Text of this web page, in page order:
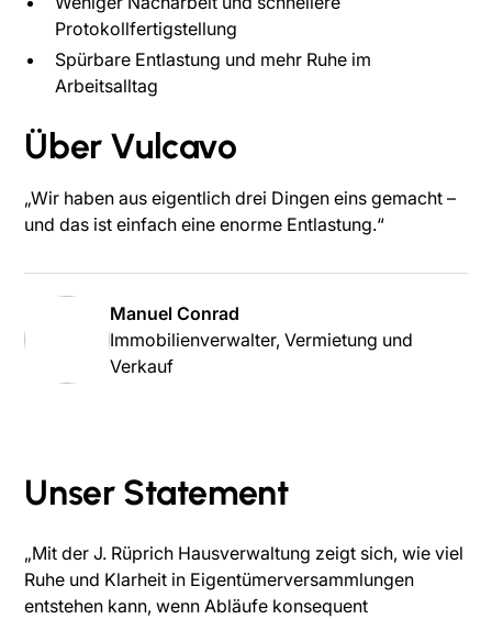
Protokollfertigstellung
Spürbare Entlastung und mehr Ruhe im
Arbeitsalltag
Über Vulcavo
„Wir haben aus eigentlich drei Dingen eins gemacht –
und das ist einfach eine enorme Entlastung.“
Manuel Conrad
Immobilienverwalter, Vermietung und
Verkauf
Unser Statement
„Mit der J. Rüprich Hausverwaltung zeigt sich, wie viel
Ruhe und Klarheit in Eigentümerversammlungen
entstehen kann, wenn Abläufe konsequent